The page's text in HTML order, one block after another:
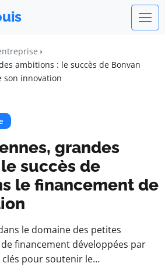
ambitions : le succès de Bonvan
son innovation
grandes
succès de
le financement de
le domaine des petites
financement développées par
pour soutenir le…